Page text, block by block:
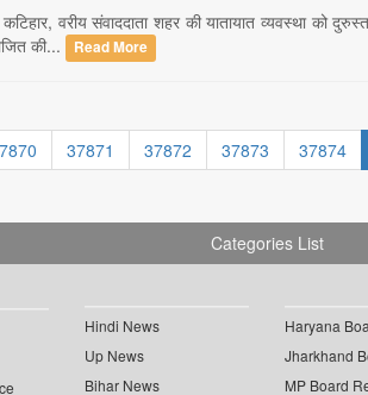
वरीय संवाददाता शहर की यातायात व्यवस्था को
की...
Read More
37871 37872 37873 37874
Categories List
Hindi News
Up News
Bihar News
Haryana
Jharkhand
MP Board